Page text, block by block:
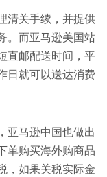
清关手续，并提供
。而亚马逊美国站
直邮配送时间，平
日就可以送达消费
亚马逊中国也做出
单购买海外购商品
，如果关税实际金